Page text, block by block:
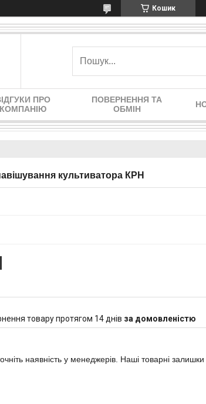
Кошик
ПРО
КОМПАНІЮ
ПОВЕРНЕННЯ ТА
ОБМІН
культиватора КРН
товару протягом 14 днів за домовленістю
наявність у менеджерів. Наші товарні